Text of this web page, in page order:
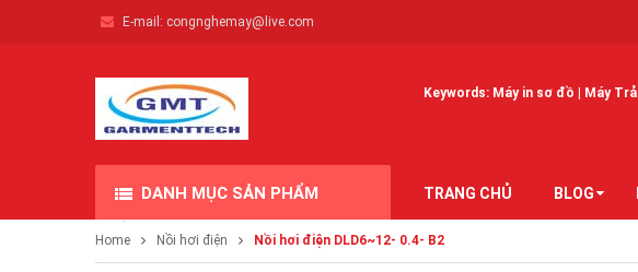
E-mail: congnghemay@live.com
Keywords: Máy in sơ đồ | Máy
DANH MỤC SẢN PHẨM TRANG CHỦ BLOG
Home Nồi hơi điện Nồi hơi điện DLD6~12- 0.4- B2